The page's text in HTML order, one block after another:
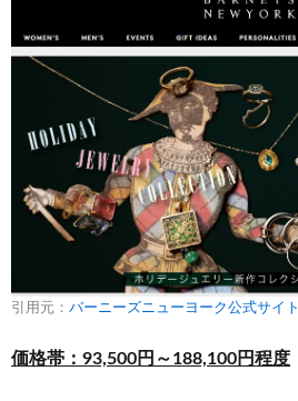
引用元： バーニーズニューヨーク公式サイト
価格帯：93,500円～188,100円程度